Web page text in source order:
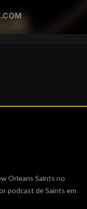
Orleans Saints no
podcast de Saints em